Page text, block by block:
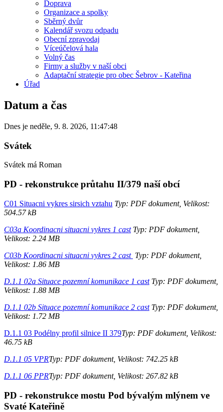
Doprava
Organizace a spolky
Sběrný dvůr
Kalendář svozu odpadu
Obecní zpravodaj
Víceúčelová hala
Volný čas
Firmy a služby v naší obci
Adaptační strategie pro obec Šebrov - Kateřina
Úřad
Datum a čas
Dnes je neděle, 9. 8. 2026, 11:47:48
Svátek
Svátek má Roman
PD - rekonstrukce průtahu II/379 naší obcí
C01 Situacni vykres sirsich vztahu Typ: PDF dokument, Velikost:
504.57 kB
C03a Koordinacni situacni vykres 1 castTyp: PDF dokument,
Velikost: 2.24 MB
C03b Koordinacni situacni vykres 2 cast Typ: PDF dokument,
Velikost: 1.86 MB
D.1.1 02a Situace pozemní komunikace 1 castTyp: PDF dokument,
Velikost: 1.88 MB
D.1.1 02b Situace pozemní komunikace 2 castTyp: PDF dokument,
Velikost: 1.72 MB
D.1.1 03 Podélny profil silnice II 379Typ: PDF dokument, Velikost:
46.75 kB
D.1.1 05 VPRTyp: PDF dokument, Velikost: 742.25 kB
D.1.1 06 PPRTyp: PDF dokument, Velikost: 267.82 kB
PD - rekonstrukce mostu Pod bývalým mlýnem ve
Svaté Kateřině